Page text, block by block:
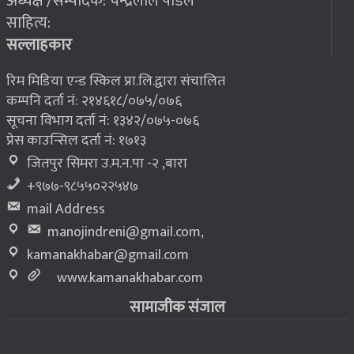
८ भूकम्प पीडितलाई घर निर्माण गर्न लालपुर्जा
साहित्य:
सल्लाहकार
रिम मिडिया एन्ड स्किल प्रा.लि.द्वारा संचालित
कम्पनि दर्ता नं: २१४६१८/०७५/०७६
सूचना विभाग दर्ता नं: १३४२/०७५-०७६
प्रेस काउन्सिल दर्ता नं: १७१३
जितपुर सिमरा उ.म.न.पा -२ ,बारा
+९७७-९८५५०२२५४७
mail Address
manojindreni@gmail.com,
kamanakhabar@gmail.com
www.kamanakhabar.com
सामाजीक संजाल